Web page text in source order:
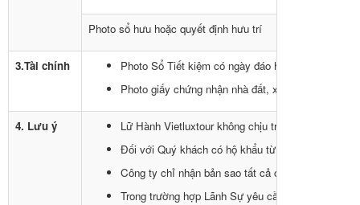
Photo sổ hưu hoặc quyết định hưu trí
3.Tài chính
Photo Sổ Tiết kiệm có ngày đáo hạn sau ngày
Photo giấy chứng nhận nhà đất, xe hơi (nếu có).
4. Lưu ý
Lữ Hành Vietluxtour không chịu trách nhiệm về
Đối với Quý khách có hộ khẩu từ Bình Định trở ra
Công ty chỉ nhận bản sao tất cả các loại hồ sơ và
Trong trường hợp Lãnh Sự yêu cầu bổ sung